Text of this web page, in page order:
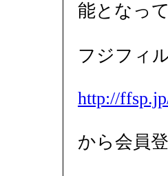
能となっ
フジフィ
http://
から会員